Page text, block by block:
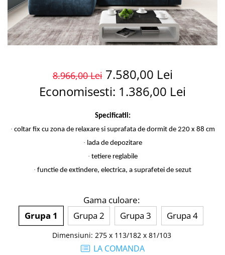
8.966,00 Lei 7.580,00 Lei
Economisesti: 1.386,00 Lei
Specificatii:
· coltar fix cu zona de relaxare si suprafata de dormit de 220 x 88 cm
· lada de depozitare
· tetiere reglabile
· functie de extindere, electrica, a suprafetei de sezut
Gama culoare:
Grupa 1
Grupa 2 Grupa 3 Grupa 4
Dimensiuni: 275 x 113/182 x 81/103
LA COMANDA